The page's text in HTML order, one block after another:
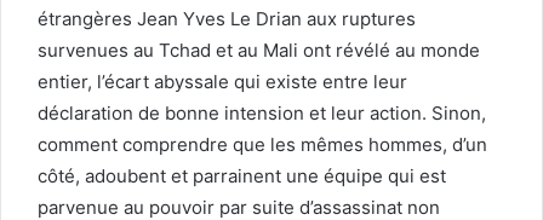
étrangères Jean Yves Le Drian aux ruptures
survenues au Tchad et au Mali ont révélé au monde
entier, l’écart abyssale qui existe entre leur
déclaration de bonne intension et leur action. Sinon,
comment comprendre que les mêmes hommes, d’un
côté, adoubent et parrainent une équipe qui est
parvenue au pouvoir par suite d’assassinat non